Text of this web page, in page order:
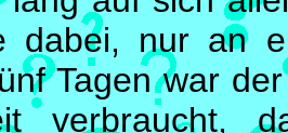
dabei, nur an
Tagen war
verbraucht,